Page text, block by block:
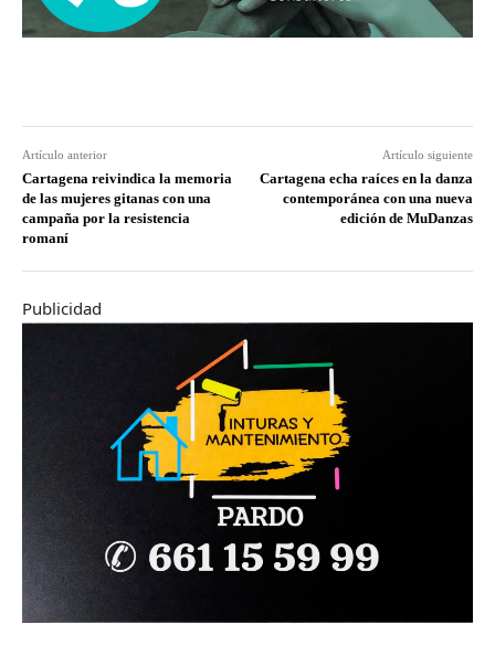
Artículo anterior
Cartagena reivindica la memoria
de las mujeres gitanas con una
campaña por la resistencia
romaní
Artículo siguiente
Cartagena echa raíces en la danza
contemporánea con una nueva
edición de MuDanzas
Publicidad